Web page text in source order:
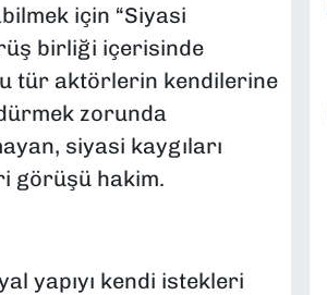
için “Siyasi
birliği içerisinde
tür aktörlerin kendilerine
zorunda
siyasi kaygıları
görüşü hakim.
yapıyı kendi istekleri